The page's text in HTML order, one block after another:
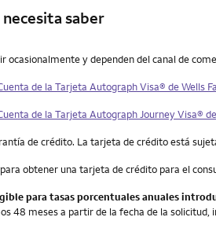
saber
saber
ocasionalmente y dependen del canal de
de la Tarjeta Autograph Visa® deWells
de la Tarjeta Autograph Journey Visa®
de crédito. La tarjeta de crédito está
obtener una tarjeta de crédito para el
para tasas porcentuales anuales
48 meses a partir de la fecha de la solicitud,